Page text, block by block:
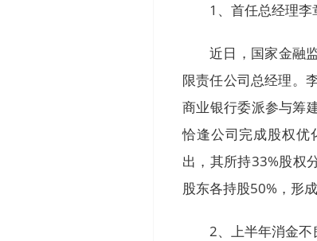
1、首任总经理
近日，国家金融
限责任公司总经理。
商业银行委派参与筹
恰逢公司完成股权优
出，其所持33%股权
股东各持股50%，形
2、上半年消金